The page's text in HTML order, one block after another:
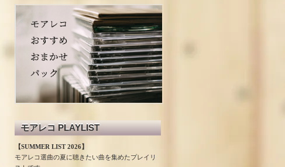
モアレコ PLAYLIST
【SUMMER LIST 2026】
モアレコ選曲の夏に聴きたい曲を集めたプレイリ